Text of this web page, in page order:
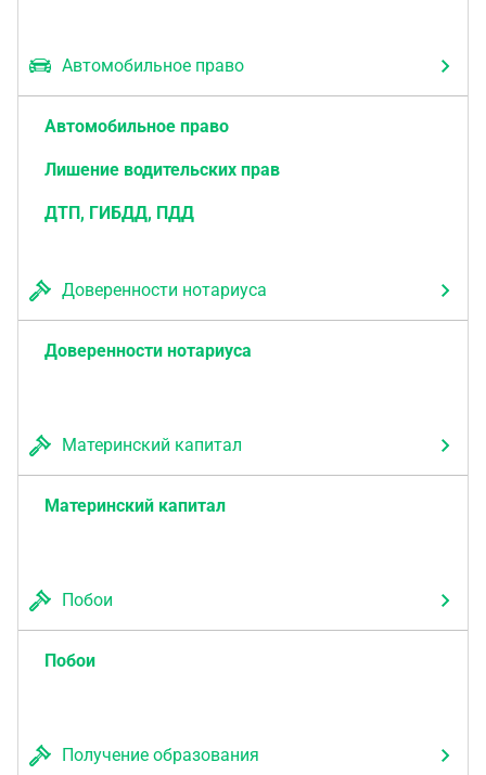
Автомобильное право
Автомобильное право
Лишение водительских прав
ДТП, ГИБДД, ПДД
Доверенности нотариуса
Доверенности нотариуса
Материнский капитал
Материнский капитал
Побои
Побои
Получение образования